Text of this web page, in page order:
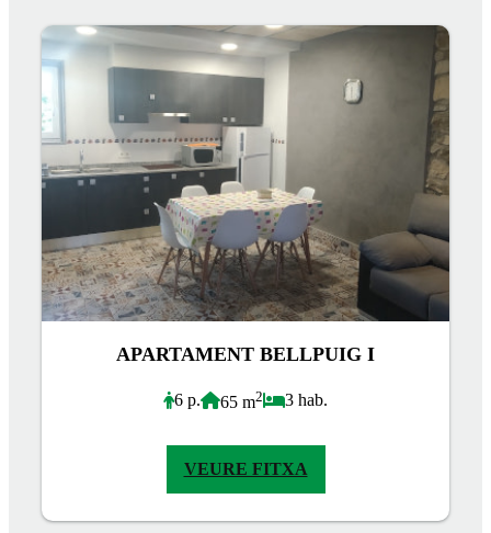
APARTAMENT BELLPUIG I
6 p. 65 m2 3 hab.
VEURE FITXA